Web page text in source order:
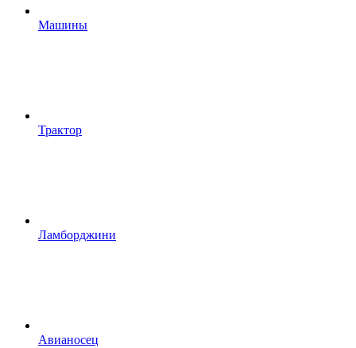
Машины
Трактор
Ламборджини
Авианосец